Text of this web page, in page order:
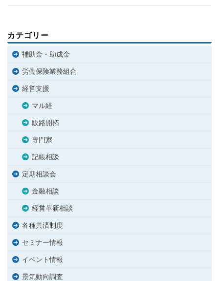
カテゴリー
補助金・助成金
労働保険業務組合
経営支援
マル経
販路開拓
専門家
記帳相談
定期相談会
金融相談
経営革新相談
各種共済制度
セミナー情報
イベント情報
景気動向調査